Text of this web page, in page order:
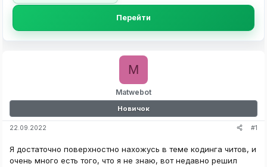
Перейти
Matwebot
M
Новичок
22.09.2022 #1
Я достаточно поверхностно нахожусь в теме кодинга читов, и
очень много есть того, что я не знаю, вот недавно решил